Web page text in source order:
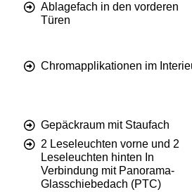
Ablagefach in den vorderen
Türen
Chromapplikationen im
Gepäckraum mit Staufach
2 Leseleuchten vorne und 2
Leseleuchten hinten In
Verbindung mit Panorama-
Glasschiebedach (PTC)